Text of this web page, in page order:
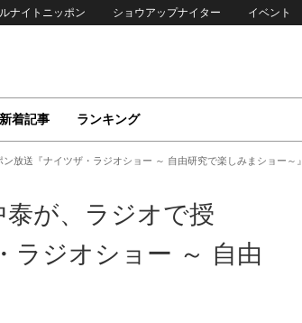
ナイトニッポン ショウアップナイター イベント
新着記事 ランキング
放送『ナイツザ・ラジオショー ～ 自由研究で楽しみまショー～』
が、ラジオで授
ラジオショー ～ 自由